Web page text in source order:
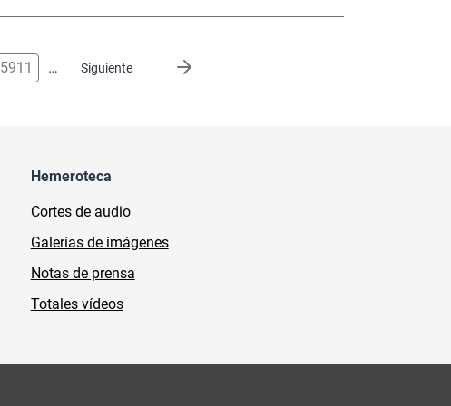
5911 … Siguiente
Siguiente página
Hemeroteca
Cortes de audio
Galerías de imágenes
Notas de prensa
Totales vídeos